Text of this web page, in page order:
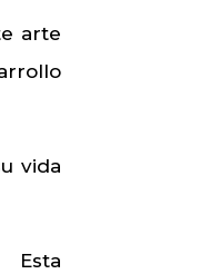
arte
vida
Esta